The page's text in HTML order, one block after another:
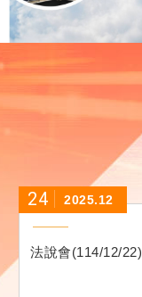
24 2025.12
法說會(114/12/22)